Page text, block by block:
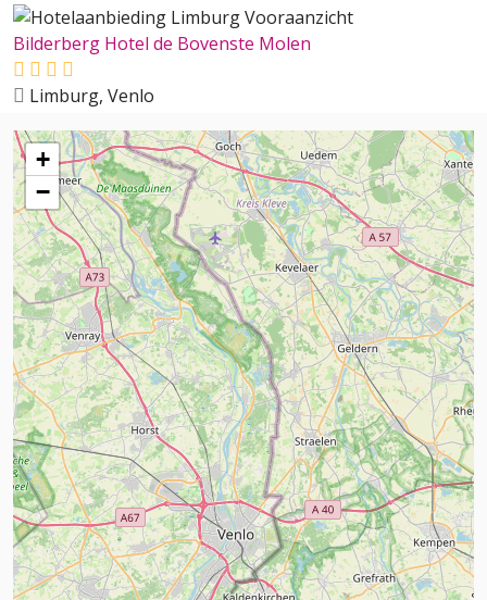
Bilderberg Hotel de Bovenste Molen
Limburg, Venlo
+
−